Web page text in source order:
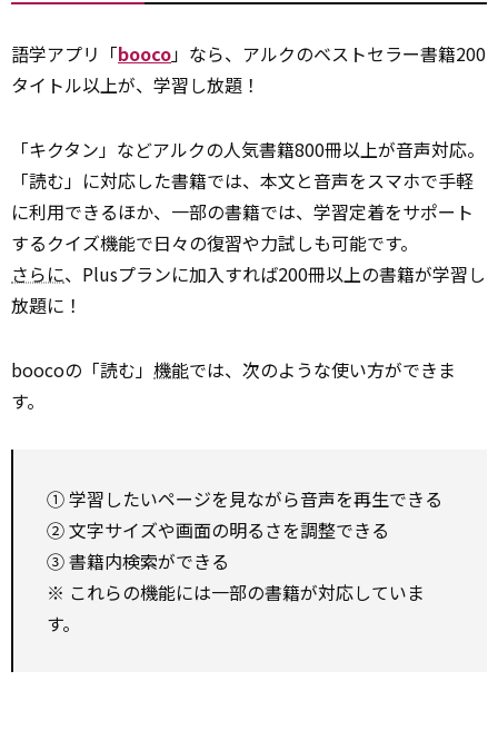
語学アプリ「booco」なら、アルクのベストセラー書籍200
タイトル以上が、学習し放題！
「キクタン」などアルクの人気書籍800冊以上が音声対応。
「読む」に対応した書籍では、本文と音声をスマホで手軽
に利用できるほか、一部の書籍では、学習定着をサポート
するクイズ機能で日々の復習や力試しも可能です。
さらに、Plusプランに加入すれば200冊以上の書籍が学習し
放題に！
boocoの「読む」 機能では、次のような使い方ができま
す。
① 学習したいページを見ながら音声を再生できる
② 文字サイズや画面の明るさを調整できる
③ 書籍内検索ができる
※ これらの機能には一部の書籍が対応していま
す。